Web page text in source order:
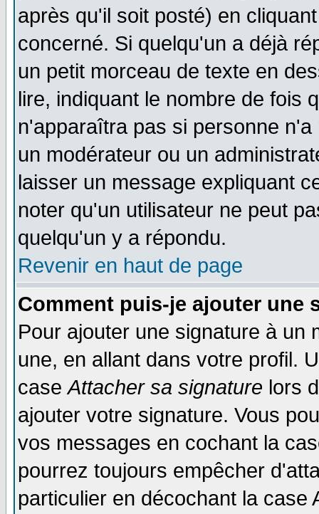
après qu'il soit posté) en
concerné. Si quelqu'un a déjà
un petit morceau de texte en
lire, indiquant le nombre de fois
n'apparaîtra pas si personne
un modérateur ou un
laisser un message expliquant
noter qu'un utilisateur ne peut
quelqu'un y a répondu.
Revenir en haut de page
Comment puis-je ajouter une
Pour ajouter une signature à un
une, en allant dans votre profil.
caseAttacher sa signature lors
ajouter votre signature. Vous
vos messages en cochant la
pourrez toujours empêcher
particulier en décochant la